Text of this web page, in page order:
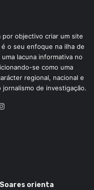
por objectivo criar um site
o seu enfoque na ilha de
lacuna informativa no
se como uma
regional, nacional e
de investigação.
orienta